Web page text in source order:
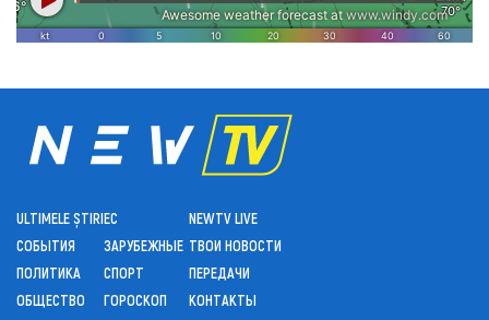
ULTIMELE ȘTIRI
СОБЫТИЯ
ПОЛИТИКА
ОБЩЕСТВО
ЕС
ЗАРУБЕЖНЫЕ
СПОРТ
ГОРОСКОП
NEWTV LIVE
ТВОИ НОВОСТИ
ПЕРЕДАЧИ
КОНТАКТЫ